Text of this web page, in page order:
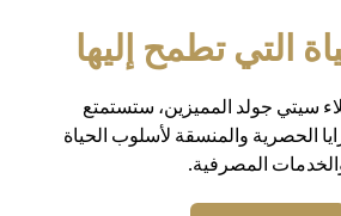
التي تطمح إليها
سيتي جولد المميزين، ستستمتع
الحصرية والمنسقة لأسلوب الحياة
المصرفية.